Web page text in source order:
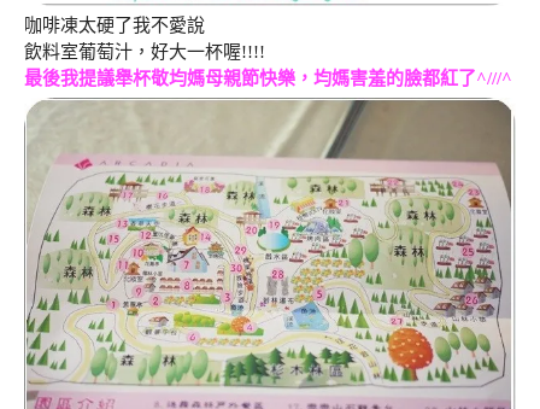
咖啡凍太硬了我不愛說
飲料室葡萄汁，好大一杯喔!!!!
最後我提議舉杯敬均媽母親節快樂，均媽害羞的臉都紅了^///^